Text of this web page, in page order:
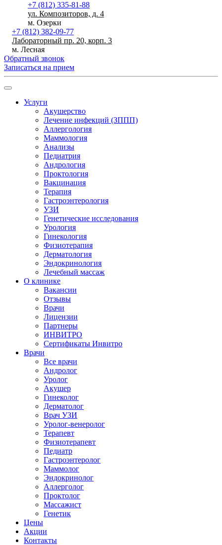
+7 (812) 335-81-88
ул. Композиторов, д. 4
м. Озерки
+7 (812) 382-09-77
Лабораторный пр. 20, корп. 3
м. Лесная
Обратный звонок
Записаться на прием
Услуги
Акушерство
Лечение инфекций (ЗППП)
Аллергология
Маммология
Анализы
Педиатрия
Андрология
Проктология
Вакцинация
Терапия
Гастроэнтерология
УЗИ
Генетические исследования
Урология
Гинекология
Физиотерапия
Дерматология
Эндокринология
Лечебный массаж
О клинике
Вакансии
Отзывы
Врачи
Лицензии
Партнеры
ИНВИТРО
Сертификаты Инвитро
Врачи
Все врачи
Андролог
Уролог
Акушер
Гинеколог
Дерматолог
Врач УЗИ
Уролог-венеролог
Терапевт
Физиотерапевт
Педиатр
Гастроэнтеролог
Маммолог
Эндокринолог
Аллерголог
Проктолог
Массажист
Генетик
Цены
Акции
Контакты